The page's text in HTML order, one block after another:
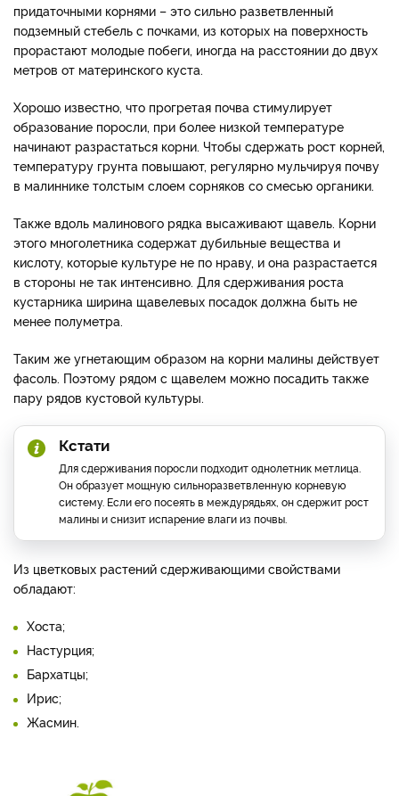
придаточными корнями – это сильно разветвленный
подземный стебель с почками, из которых на поверхность
прорастают молодые побеги, иногда на расстоянии до двух
метров от материнского куста.
Хорошо известно, что прогретая почва стимулирует
образование поросли, при более низкой температуре
начинают разрастаться корни. Чтобы сдержать рост корней,
температуру грунта повышают, регулярно мульчируя почву
в малиннике толстым слоем сорняков со смесью органики.
Также вдоль малинового рядка высаживают щавель. Корни
этого многолетника содержат дубильные вещества и
кислоту, которые культуре не по нраву, и она разрастается
в стороны не так интенсивно. Для сдерживания роста
кустарника ширина щавелевых посадок должна быть не
менее полуметра.
Таким же угнетающим образом на корни малины действует
фасоль. Поэтому рядом с щавелем можно посадить также
пару рядов кустовой культуры.
Кстати
Для сдерживания поросли подходит однолетник метлица.
Он образует мощную сильноразветвленную корневую
систему. Если его посеять в междурядьях, он сдержит рост
малины и снизит испарение влаги из почвы.
Из цветковых растений сдерживающими свойствами
обладают:
Хоста;
Настурция;
Бархатцы;
Ирис;
Жасмин.